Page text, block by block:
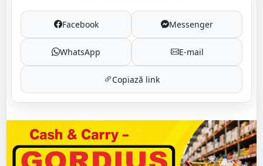
Facebook Messenger
WhatsApp E-mail
Copiază link